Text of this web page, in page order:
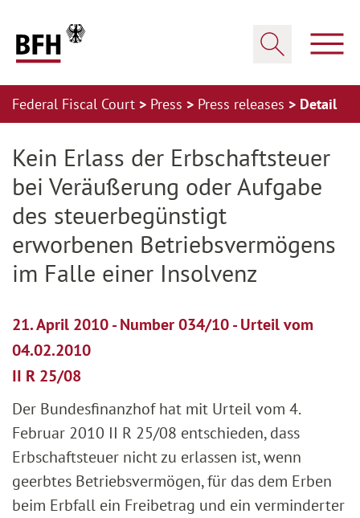
Federal Fiscal Court Press Press releases Detail
Kein Erlass der Erbschaftsteuer
bei Veräußerung oder Aufgabe
des steuerbegünstigt
erworbenen Betriebsvermögens
im Falle einer Insolvenz
21. April 2010 - Number 034/10 - Urteil vom
04.02.2010
II R 25/08
Der Bundesfinanzhof hat mit Urteil vom 4.
Februar 2010 II R 25/08 entschieden, dass
Erbschaftsteuer nicht zu erlassen ist, wenn
geerbtes Betriebsvermögen, für das dem Erben
beim Erbfall ein Freibetrag und ein verminderter